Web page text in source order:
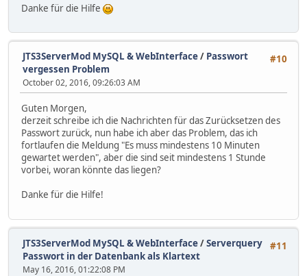
Danke für die Hilfe
#10
JTS3ServerMod MySQL & WebInterface/ Passwort
vergessen Problem
October 02, 2016, 09:26:03 AM
Guten Morgen,
derzeit schreibe ich die Nachrichten für das Zurücksetzen des
Passwort zurück, nun habe ich aber das Problem, das ich
fortlaufen die Meldung "Es muss mindestens 10 Minuten
gewartet werden", aber die sind seit mindestens 1 Stunde
vorbei, woran könnte das liegen?
Danke für die Hilfe!
#11
JTS3ServerMod MySQL & WebInterface/Serverquery
Passwort in der Datenbank als Klartext
May 16, 2016, 01:22:08 PM